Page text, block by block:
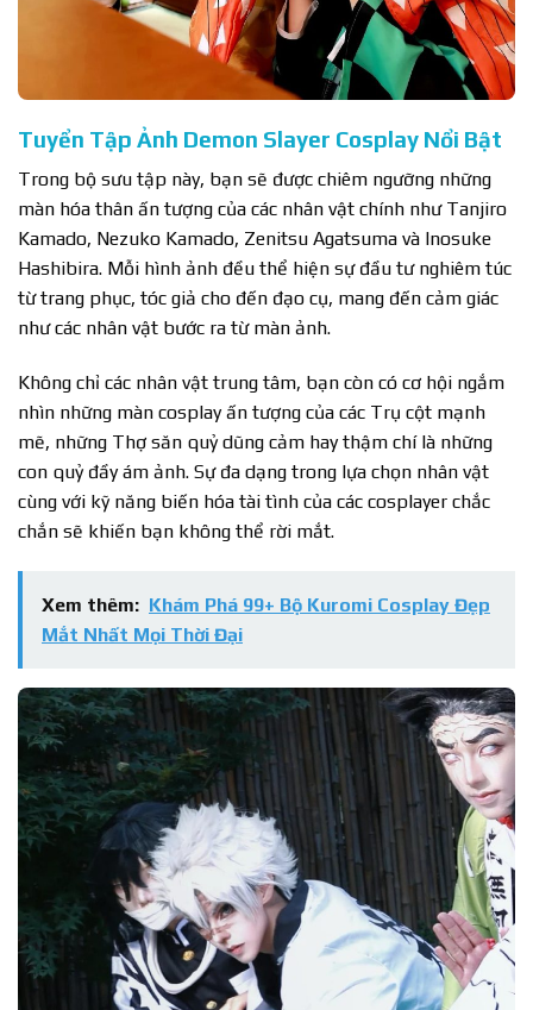
Tuyển Tập Ảnh Demon Slayer Cosplay Nổi Bật
Trong bộ sưu tập này, bạn sẽ được chiêm ngưỡng những
màn hóa thân ấn tượng của các nhân vật chính như Tanjiro
Kamado, Nezuko Kamado, Zenitsu Agatsuma và Inosuke
Hashibira. Mỗi hình ảnh đều thể hiện sự đầu tư nghiêm túc
từ trang phục, tóc giả cho đến đạo cụ, mang đến cảm giác
như các nhân vật bước ra từ màn ảnh.
Không chỉ các nhân vật trung tâm, bạn còn có cơ hội ngắm
nhìn những màn cosplay ấn tượng của các Trụ cột mạnh
mẽ, những Thợ săn quỷ dũng cảm hay thậm chí là những
con quỷ đầy ám ảnh. Sự đa dạng trong lựa chọn nhân vật
cùng với kỹ năng biến hóa tài tình của các cosplayer chắc
chắn sẽ khiến bạn không thể rời mắt.
Xem thêm: Khám Phá 99+ Bộ Kuromi Cosplay Đẹp
Mắt Nhất Mọi Thời Đại